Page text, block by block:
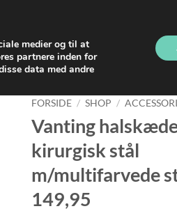
FORSIDE / SHOP /
Vanting
kirurgisk stål
m/multifarvede
149,95
medier og til at
partnere inden for
data med andre